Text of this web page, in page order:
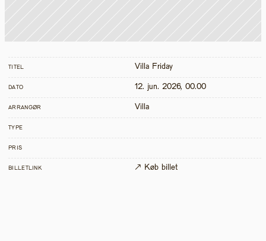
TITEL Villa Friday
DATO 12. jun. 2026, 00.00
ARRANGØR Villa
TYPE
PRIS
BILLETLINK ↗ Køb billet